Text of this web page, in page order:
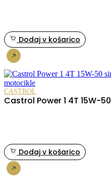
Dodaj v košarico
CASTROL
Castrol Power 1 4T 15W-50
Dodaj v košarico